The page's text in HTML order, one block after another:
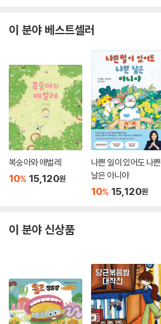
이 분야 베스트셀러
복숭아와 애벌레
10% 15,120원
나쁜 일이 있어도 나쁜
날은 아니야
10% 15,120원
이 분야 신상품